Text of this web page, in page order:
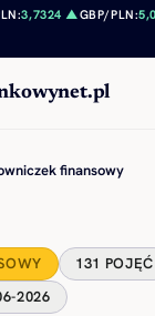
3,7324 ▲GBP/PLN:
finansowy
131 POJĘĆ
2026